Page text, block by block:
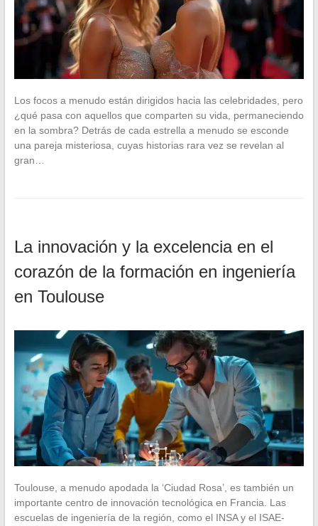
Los focos a menudo están dirigidos hacia las celebridades, pero
¿qué pasa con aquellos que comparten su vida, permaneciendo
en la sombra? Detrás de cada estrella a menudo se esconde
una pareja misteriosa, cuyas historias rara vez se revelan al
gran…
La innovación y la excelencia en el
corazón de la formación en ingeniería
en Toulouse
Toulouse, a menudo apodada la ‘Ciudad Rosa’, es también un
importante centro de innovación tecnológica en Francia. Las
escuelas de ingeniería de la región, como el INSA y el ISAE-